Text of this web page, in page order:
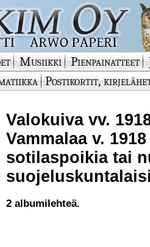
Musiikki Pienpainatteet
Postikortit,
Valokuiva vv.
Vammalaa v.
sotilaspoikia tai
2 albumilehteä.